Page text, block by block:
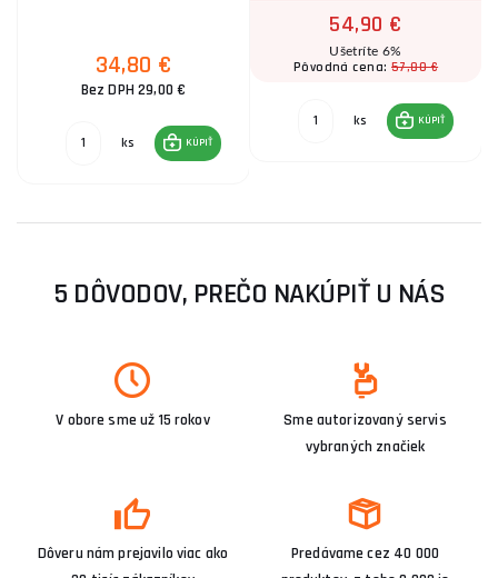
34,80 €
Bez DPH 29,00 €
ks KÚPIŤ
54,90 €
Ušetríte 6%
Pôvodná cena:57,80 €
ks KÚPIŤ
5 DÔVODOV, PREČO NAKÚPIŤ U NÁS
V obore sme už 15 rokov
Sme autorizovaný servis
vybraných značiek
Dôveru nám prejavilo viac ako
Predávame cez 40 000